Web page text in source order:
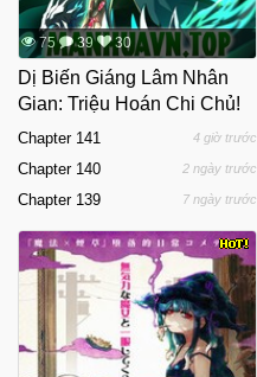
75 39 30
Dị Biến Giáng Lâm Nhân
Gian: Triệu Hoán Chi Chủ!
Chapter 141 4 giờ trước
Chapter 140 2 ngày trước
Chapter 139 7 ngày trước